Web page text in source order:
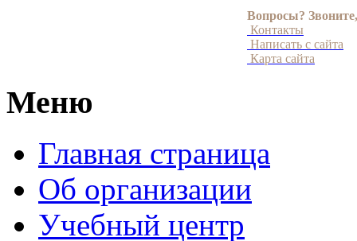
Вопросы?
Контакты
Написать с сайта
Карта сайта
Меню
Главная страница
Об организации
Учебный центр